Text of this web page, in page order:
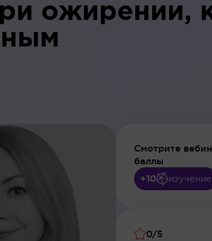
ожирении,
Смотрите
баллы
+10 изучение
0/5